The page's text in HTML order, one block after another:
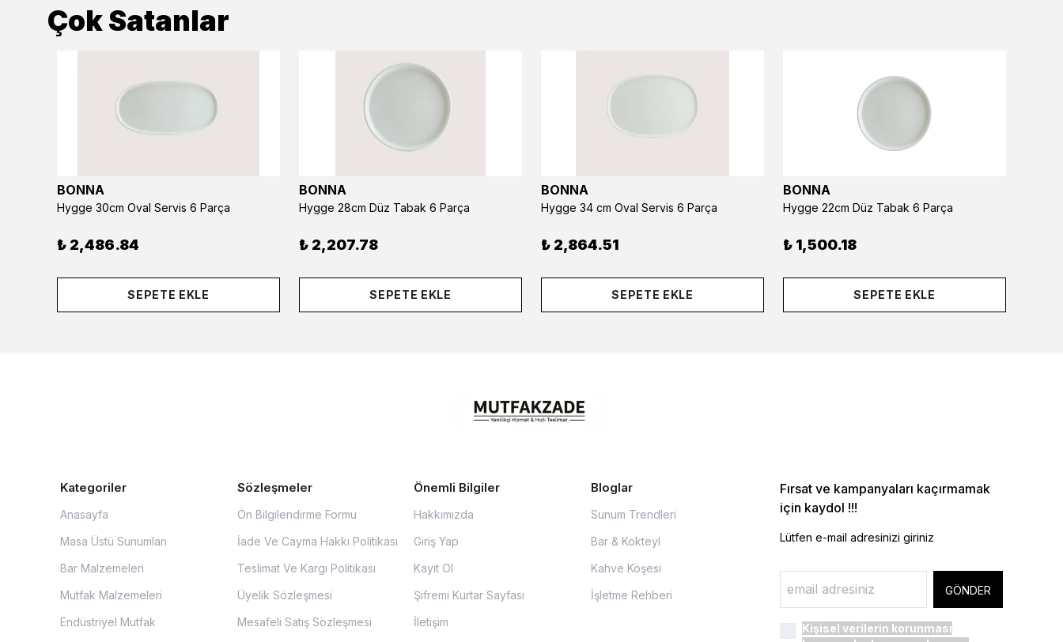
Çok Satanlar
BONNA
Hygge 30cm Oval Servis 6 Parça
₺ 2,486.84
SEPETE EKLE
BONNA
Hygge 28cm Düz Tabak 6 Parça
₺ 2,207.78
SEPETE EKLE
BONNA
Hygge 34 cm Oval Servis 6 Parça
₺ 2,864.51
SEPETE EKLE
BONNA
Hygge 22cm Düz Tabak 6 Parça
₺ 1,500.18
SEPETE EKLE
Kategoriler
Anasayfa
Masa Üstü Sunumları
Bar Malzemeleri
Mutfak Malzemeleri
Endüstriyel Mutfak
Sözleşmeler
Ön Bilgilendirme Formu
İade Ve Cayma Hakkı Politikası
Teslimat Ve Kargı Politikası
Üyelik Sözleşmesi
Mesafeli Satış Sözleşmesi
Önemli Bilgiler
Hakkımızda
Giriş Yap
Kayıt Ol
Şifremi Kurtar Sayfası
İletişim
Bloglar
Sunum Trendleri
Bar & Kokteyl
Kahve Köşesi
İşletme Rehberi
Fırsat ve kampanyaları kaçırmamak
için kaydol !!!
Lütfen e-mail adresinizi giriniz
GÖNDER
Kişisel verilerin korunması